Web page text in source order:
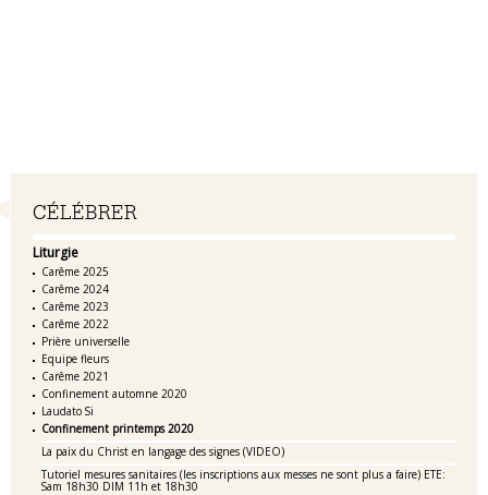
Navigation
CÉLÉBRER
Liturgie
Carême 2025
Carême 2024
Carême 2023
Carême 2022
Prière universelle
Equipe fleurs
Carême 2021
Confinement automne 2020
Laudato Si
Confinement printemps 2020
La paix du Christ en langage des signes (VIDEO)
Tutoriel mesures sanitaires (les inscriptions aux messes ne sont plus a faire) ETE:
Sam 18h30 DIM 11h et 18h30